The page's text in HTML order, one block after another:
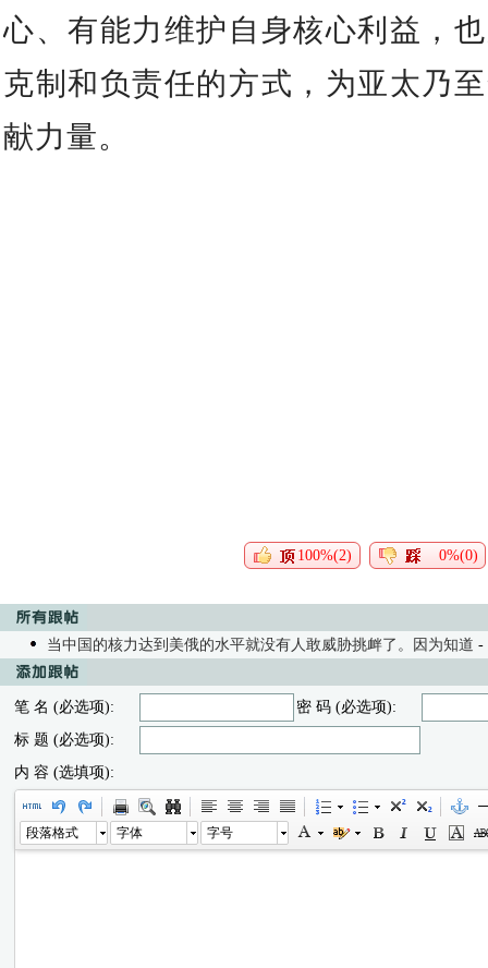
心、有能力维护自身核心利益，
克制和负责任的方式，为亚太乃
献力量。
100%(2) 0%(0)
当中国的核力达到美俄的水平就没有人敢威胁挑衅了。因为知道 -
笔 名 (必选项):
密 码 (必选项):
标 题 (必选项):
内 容 (选填项):
段落格式 字体 字号